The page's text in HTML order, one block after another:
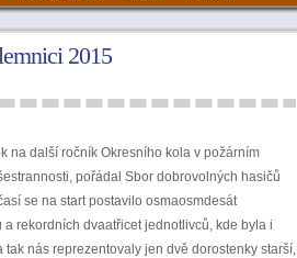
akcí Archiv
Kontakt
2015
na další ročník Okresního kola v požárním
pořádal Sbor dobrovolných hasičů
se na start postavilo osmaosmdesát
rekordních dvaatřicet jednotlivců, kde byla i
nás reprezentovaly jen dvě dorostenky starší,